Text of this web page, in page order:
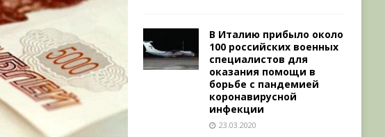
В Италию прибыло около
100 российских военных
специалистов для
оказания помощи в
борьбе с пандемией
коронавирусной
инфекции
23.03.2020